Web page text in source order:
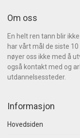
Om oss
En helt ren tann blir
har vårt mål de siste
nøyer oss ikke med å
også kontakt med og
utdannelsessteder.
Informasjon
Hovedsiden